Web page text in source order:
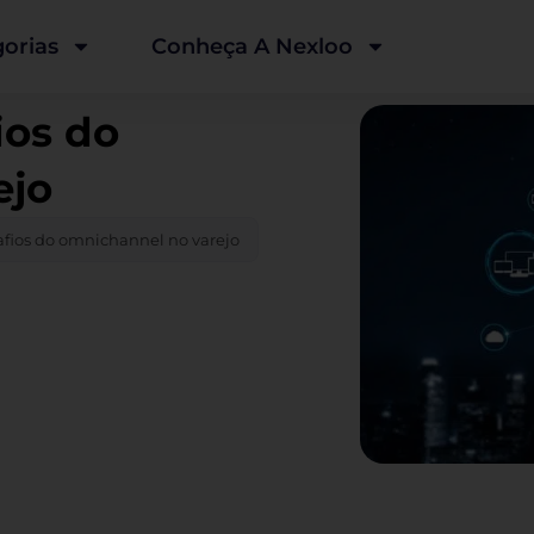
Conheça A Nexloo
do
do omnichannel no varejo